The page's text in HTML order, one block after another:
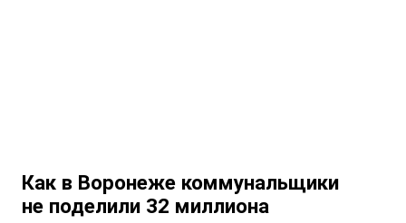
Как в Воронеже коммунальщики
не поделили 32 миллиона